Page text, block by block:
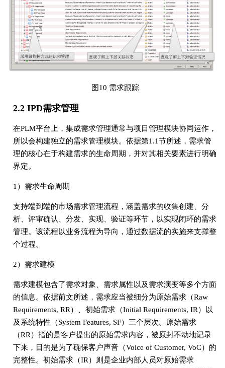
图10 需求跟踪
2.2 IPD需求管理
在PLM平台上，集成需求管理通常与项目管理模块协同运作，
所以会构建独立的需求管理模块。依据第1.1节所述，需求管
理的核心在于构建需求的生命周期，并对其相关要素进行明确
界定。
1）需求生命周期
支持端到端的市场需求管理流程，涵盖需求的收集创建、分
析、评审确认、分发、实现、验证等环节，以实现闭环的需求
管理。该流程以业务流程为导向，通过数据流的实施来支撑整
个过程。
2）需求建模
需求建模包含了需求对象、需求属性以及需求演变等多个方面
的信息。依据前文所述，需求应当被细分为原始需求（Raw
Requirements, RR）、初始需求（Initial Requirements, IR）以
及系统特性（System Features, SF）三个层次。原始需求
（RR）指的是客户提出的原始需求内容，被原封不动地记录
下来，目的是为了确保客户声音（Voice of Customer, VoC）的
完整性。初始需求（IR）则是企业内部人员对原始需求